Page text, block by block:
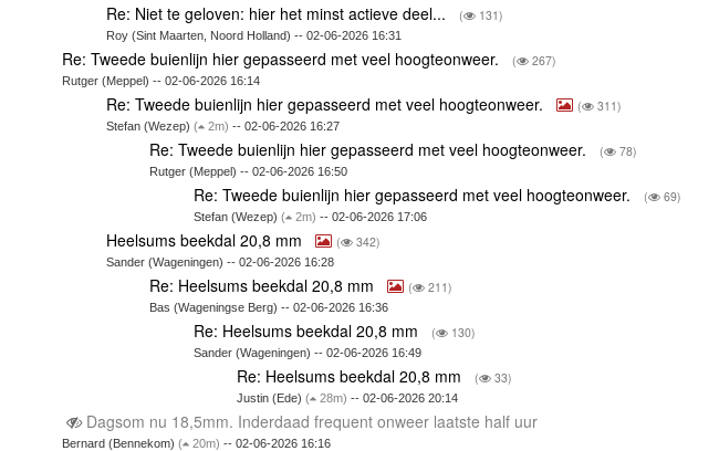
Re: Niet te geloven: hier het minst actieve deel... ( 131)
Roy (Sint Maarten, Noord Holland) -- 02-06-2026 16:31
Re: Tweede buienlijn hier gepasseerd met veel hoogteonweer. ( 267)
Rutger (Meppel) -- 02-06-2026 16:14
Re: Tweede buienlijn hier gepasseerd met veel hoogteonweer. ( 311)
Stefan (Wezep) ( 2m) -- 02-06-2026 16:27
Re: Tweede buienlijn hier gepasseerd met veel hoogteonweer. ( 78)
Rutger (Meppel) -- 02-06-2026 16:50
Re: Tweede buienlijn hier gepasseerd met veel hoogteonweer. ( 69)
Stefan (Wezep) ( 2m) -- 02-06-2026 17:06
Heelsums beekdal 20,8 mm ( 342)
Sander (Wageningen) -- 02-06-2026 16:28
Re: Heelsums beekdal 20,8 mm ( 211)
Bas (Wageningse Berg) -- 02-06-2026 16:36
Re: Heelsums beekdal 20,8 mm ( 130)
Sander (Wageningen) -- 02-06-2026 16:49
Re: Heelsums beekdal 20,8 mm ( 33)
Justin (Ede)( 28m) -- 02-06-2026 20:14
Dagsom nu 18,5mm. Inderdaad frequent onweer laatste half uur
Bernard (Bennekom)( 20m) -- 02-06-2026 16:16